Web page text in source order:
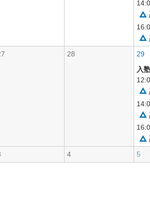
28
29
入
4 5